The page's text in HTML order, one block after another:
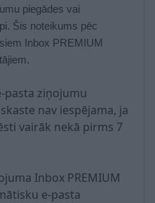
piegādes vai
. Šis noteikums pēc
Inbox PREMIUM
ājiem.
pasta ziņojumu
nav iespējama, ja
vairāk nekā pirms 7
Inbox PREMIUM
e-pasta